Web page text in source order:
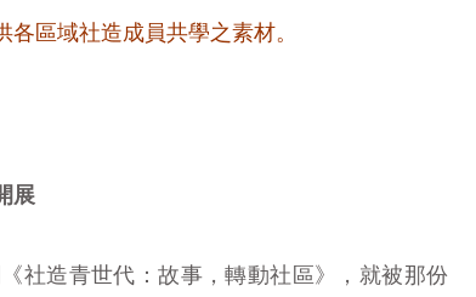
區域社造成員共學之素材。
展
社造青世代：故事，轉動社區》，就被那份